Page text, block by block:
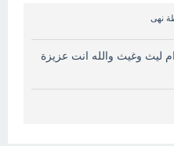
نهى
ليث وغيث والله انت عزيزة